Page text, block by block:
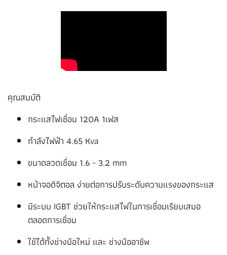
คุณสมบัติ
กระแสไฟเชื่อม 120A 1เฟส
กำลังไฟฟ้า 4.65 Kva
ขนาดลวดเชื่อม 1.6 - 3.2 mm
หน้าจอดิจิตอล ง่ายต่อการปรับระดับความแรงของกระแส
มีระบบ IGBT ช่วยให้กระแสไฟในการเชื่อมเรียบเสมอ
ตลอดการเชื่อม
ใช้ได้ทั้งช่างมือใหม่ และ ช่างมืออาชีพ